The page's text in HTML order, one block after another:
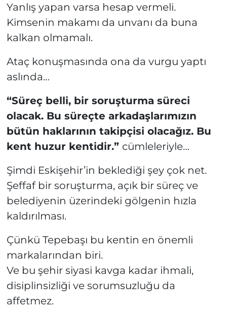
Yanlış yapan varsa hesap vermeli.
Kimsenin makamı da unvanı da buna
kalkan olmamalı.
Ataç konuşmasında ona da vurgu yaptı
aslında…
“Süreç belli, bir soruşturma süreci
olacak. Bu süreçte arkadaşlarımızın
bütün haklarının takipçisi olacağız. Bu
kent huzur kentidir.” cümleleriyle…
Şimdi Eskişehir’in beklediği şey çok net.
Şeffaf bir soruşturma, açık bir süreç ve
belediyenin üzerindeki gölgenin hızla
kaldırılması.
Çünkü Tepebaşı bu kentin en önemli
markalarından biri.
Ve bu şehir siyasi kavga kadar ihmali,
disiplinsizliği ve sorumsuzluğu da
affetmez.